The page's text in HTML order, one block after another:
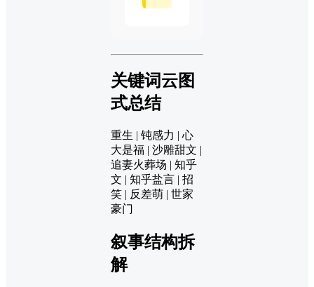
关键词云图
式总结
重生 | 钝感力 | 心
大是福 | 沙雕甜文 |
追妻火葬场 | 知乎
文 | 知乎盐言 | 招
笑 | 反差萌 | 世家
豪门
叙事结构拆
解